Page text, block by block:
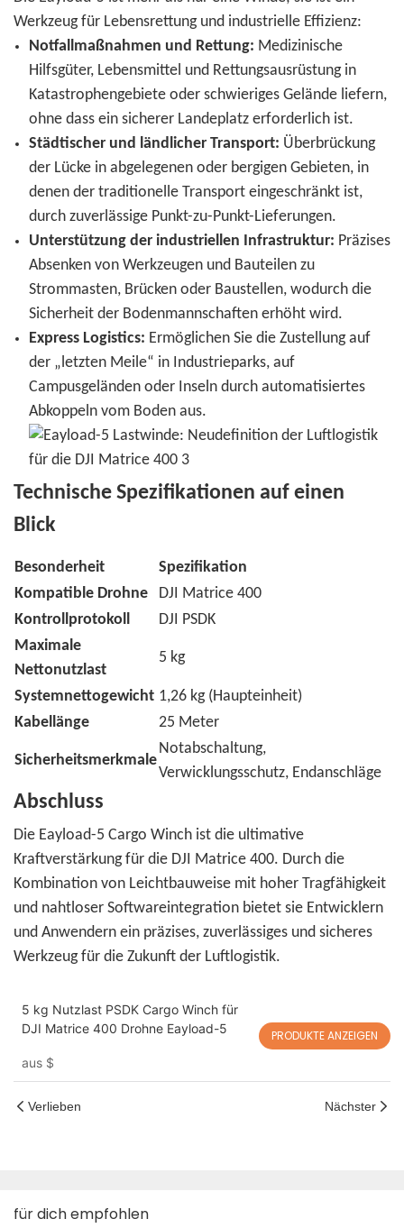
Werkzeug für Lebensrettung und industrielle Effizienz:
Notfallmaßnahmen und Rettung: Medizinische
Hilfsgüter, Lebensmittel und Rettungsausrüstung in
Katastrophengebiete oder schwieriges Gelände liefern,
ohne dass ein sicherer Landeplatz erforderlich ist.
Städtischer und ländlicher Transport: Überbrückung
der Lücke in abgelegenen oder bergigen Gebieten, in
denen der traditionelle Transport eingeschränkt ist,
durch zuverlässige Punkt-zu-Punkt-Lieferungen.
Unterstützung der industriellen Infrastruktur: Präzises
Absenken von Werkzeugen und Bauteilen zu
Strommasten, Brücken oder Baustellen, wodurch die
Sicherheit der Bodenmannschaften erhöht wird.
Express Logistics: Ermöglichen Sie die Zustellung auf
der „letzten Meile“ in Industrieparks, auf
Campusgeländen oder Inseln durch automatisiertes
Abkoppeln vom Boden aus.
Technische Spezifikationen auf einen
Blick
Besonderheit
Spezifikation
Kompatible Drohne
DJI Matrice 400
Kontrollprotokoll
DJI PSDK
Maximale
Nettonutzlast
5 kg
Systemnettogewicht 1,26 kg (Haupteinheit)
Kabellänge
25 Meter
Sicherheitsmerkmale
Notabschaltung,
Verwicklungsschutz, Endanschläge
Abschluss
Die Eayload-5 Cargo Winch ist die ultimative
Kraftverstärkung für die DJI Matrice 400. Durch die
Kombination von Leichtbauweise mit hoher Tragfähigkeit
und nahtloser Softwareintegration bietet sie Entwicklern
und Anwendern ein präzises, zuverlässiges und sicheres
Werkzeug für die Zukunft der Luftlogistik.
5 kg Nutzlast PSDK Cargo Winch für
DJI Matrice 400 Drohne Eayload-5
aus $
PRODUKTE ANZEIGEN
Verlieben Nächster
für dich empfohlen